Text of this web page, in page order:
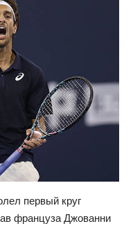
первый круг
француза Джованни